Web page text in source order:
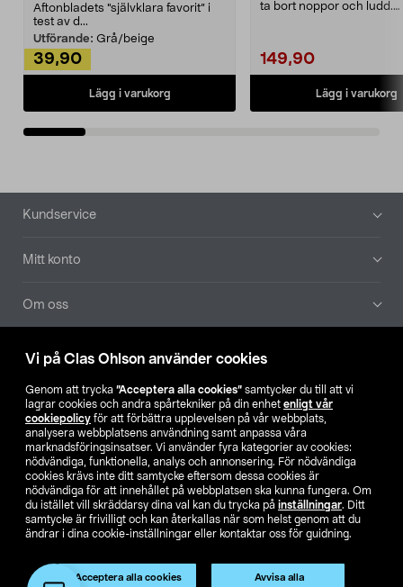
Vi på Clas Ohlson använder cookies
Genom att trycka ”Acceptera alla cookies” samtycker du till att vi
lagrar cookies och andra spårtekniker på din enhet enligt vår
cookiepolicy för att förbättra upplevelsen på vår webbplats,
analysera webbplatsens användning samt anpassa våra
marknadsföringsinsatser. Vi använder fyra kategorier av cookies:
nödvändiga, funktionella, analys och annonsering. För nödvändiga
cookies krävs inte ditt samtycke eftersom dessa cookies är
nödvändiga för att innehållet på webbplatsen ska kunna fungera. Om
du istället vill skräddarsy dina val kan du trycka på inställningar. Ditt
samtycke är frivilligt och kan återkallas när som helst genom att du
ändrar i dina cookie-inställningar eller kontaktar oss för guidning.
Acceptera alla cookies Avvisa alla
Aftonbladets "självklara favorit” i
test av d...
Utförande: Grå/beige
39,90
Lägg i varukorg
ta bort noppor och ludd.
149,90
Lägg i varukorg
Sidfot
Kundservice
Mitt konto
Om oss
Aktuellt
Våra bolag
Hitta butik
SE NO FI